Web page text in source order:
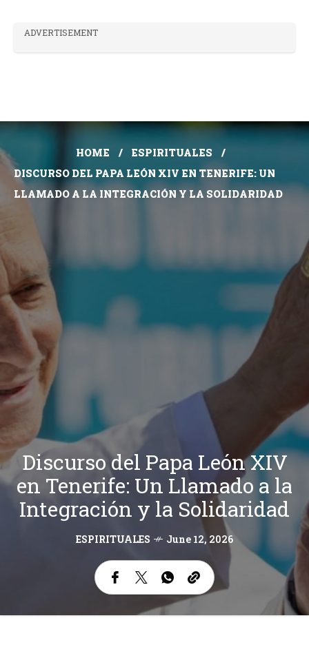
ADVERTISEMENT
HOME
ESPIRITUALES
DISCURSO DEL PAPA LEÓN XIV EN TENERIFE: UN
LLAMADO A LA INTEGRACIÓN Y LA SOLIDARIDAD
Discurso del Papa León XIV
en Tenerife: Un Llamado a la
Integración y la Solidaridad
ESPIRITUALES June 12, 2026